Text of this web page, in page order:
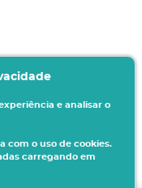
e analisar o
com o uso de cookies.
carregando em